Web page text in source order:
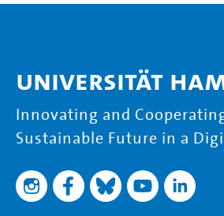
Universität
Innovating and
Sustainable Future in a